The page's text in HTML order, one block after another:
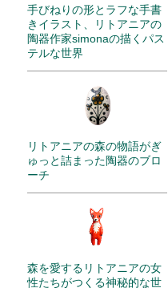
手びねりの形とラフな手書
きイラスト、リトアニアの
陶器作家simonaの描くパス
テルな世界
リトアニアの森の物語がぎ
ゅっと詰まった陶器のブロ
ーチ
森を愛するリトアニアの女
性たちがつくる神秘的な世